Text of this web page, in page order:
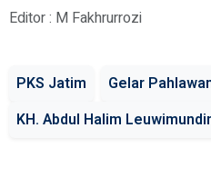
Editor : M Fakhrurrozi
PKS Jatim
Gelar
KH. Abdul Halim